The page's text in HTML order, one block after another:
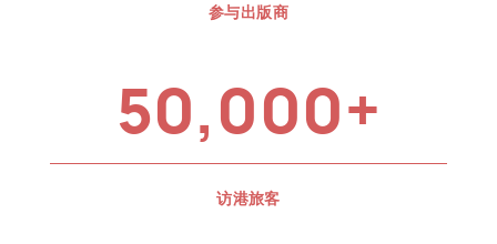
参与出版商
50,000+
访港旅客